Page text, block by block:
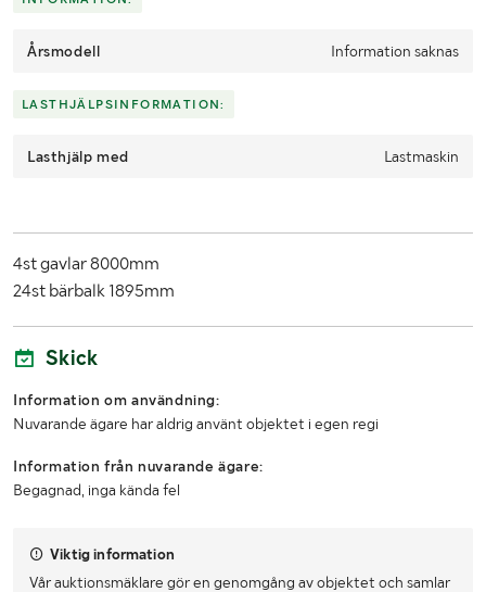
kg för företagskunder.
För prisförslag använd formuläret "Fraktförfrågan" som finns
-------------
Årsmodell Information saknas
LASTHJÄLPSINFORMATION:
Lasthjälp med Lastmaskin
4st gavlar 8000mm
24st bärbalk 1895mm
Skick
Information om användning:
Nuvarande ägare har aldrig använt objektet i egen regi
Information från nuvarande ägare:
Begagnad, inga kända fel
Viktig information
Vår auktionsmäklare gör en genomgång av objektet och samlar